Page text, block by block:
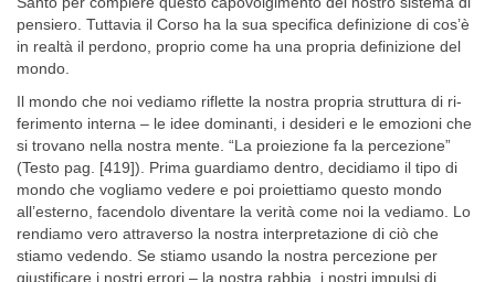
pensiero. Tuttavia il Corso ha la sua specifica definizione di cos’è
in realtà il perdono, proprio come ha una propria definizione del
mondo.
Il mondo che noi vediamo riflette la nostra propria struttura di ri­
ferimento interna – le idee dominanti, i desideri e le emozioni che
si trovano nella nostra mente. “La proiezione fa la percezione”
(Testo pag. [419]). Prima guardiamo dentro, decidiamo il tipo di
mondo che vogliamo vedere e poi proiettiamo questo mondo
all’esterno, facendo­lo diventare la verità come noi la vediamo. Lo
rendiamo vero attraverso la nostra interpretazione di ciò che
stiamo vedendo. Se stiamo usando la nostra percezione per
giustificare i nostri errori – la nostra rabbia, i nostri impulsi di